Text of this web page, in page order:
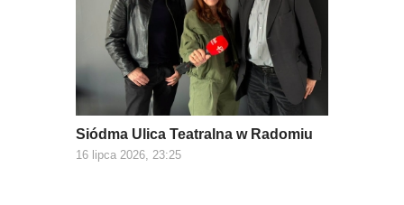
Siódma Ulica Teatralna w Radomiu
16 lipca 2026, 23:25